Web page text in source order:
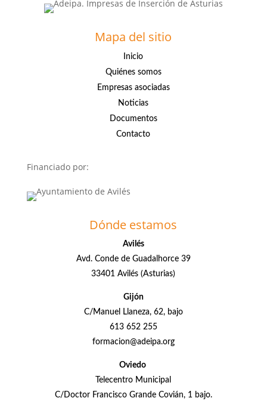
Mapa del sitio
Inicio
Quiénes somos
Empresas asociadas
Noticias
Documentos
Contacto
Financiado por:
Dónde estamos
Avilés
Avd. Conde de Guadalhorce 39
33401 Avilés (Asturias)
Gijón
C/Manuel Llaneza, 62, bajo
613 652 255
formacion@adeipa.org
Oviedo
Telecentro Municipal
C/Doctor Francisco Grande Covián, 1 bajo.